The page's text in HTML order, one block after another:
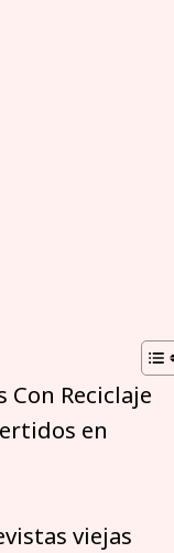
Reciclaje
en
viejas